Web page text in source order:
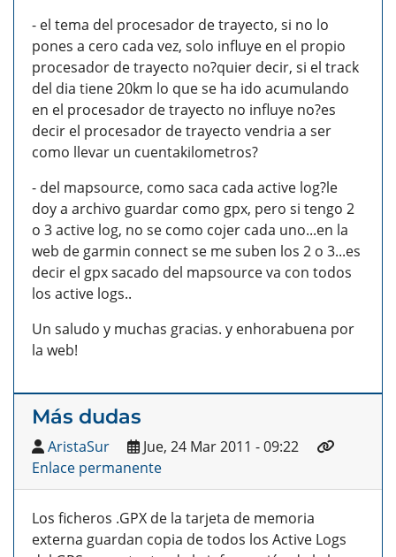
- el tema del procesador de trayecto, si no lo
pones a cero cada vez, solo influye en el propio
procesador de trayecto no?quier decir, si el track
del dia tiene 20km lo que se ha ido acumulando
en el procesador de trayecto no influye no?es
decir el procesador de trayecto vendria a ser
como llevar un cuentakilometros?
- del mapsource, como saca cada active log?le
doy a archivo guardar como gpx, pero si tengo 2
o 3 active log, no se como cojer cada uno...en la
web de garmin connect se me suben los 2 o 3...es
decir el gpx sacado del mapsource va con todos
los active logs..
Un saludo y muchas gracias. y enhorabuena por
la web!
Más dudas
AristaSur
Jue, 24 Mar 2011 - 09:22
Enlace permanente
Los ficheros .GPX de la tarjeta de memoria
externa guardan copia de todos los Active Logs